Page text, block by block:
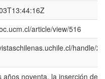
article/view/516
handle/
años noventa, la inserción de la